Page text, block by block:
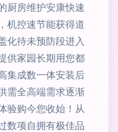
厨房维护安康快速
机控速节能获得道
化待未预防段进入
供家园长期用您都
集成数一体安装后
需全高端需求逐渐
验购今您收始！从
数项自拥有极佳品